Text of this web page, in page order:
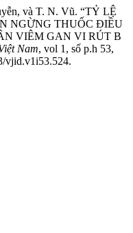
và T. N. Vũ. “TỶ LỆ
NGỪNG THUỐC ĐIỀU
VIÊM GAN VI RÚT B
Nam, vol 1, số p.h 53,
vjid.v1i53.524.